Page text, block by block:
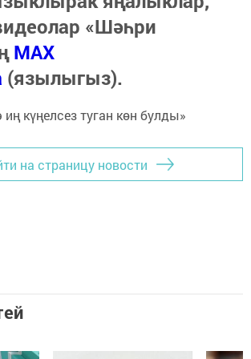
«Шәһри
MAX
(язылыгыз).
на страницу новости